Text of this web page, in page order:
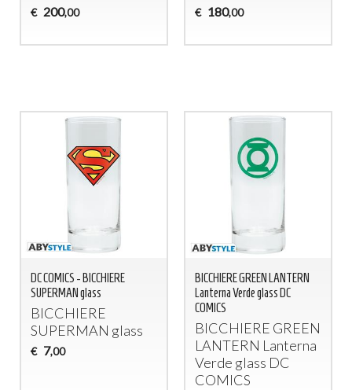
€ 200,00
€ 180,00
DC COMICS - BICCHIERE
SUPERMAN glass
BICCHIERE
SUPERMAN glass
€ 7,00
BICCHIERE GREEN LANTERN
Lanterna Verde glass DC
COMICS
BICCHIERE GREEN
LANTERN Lanterna
Verde glass DC
COMICS